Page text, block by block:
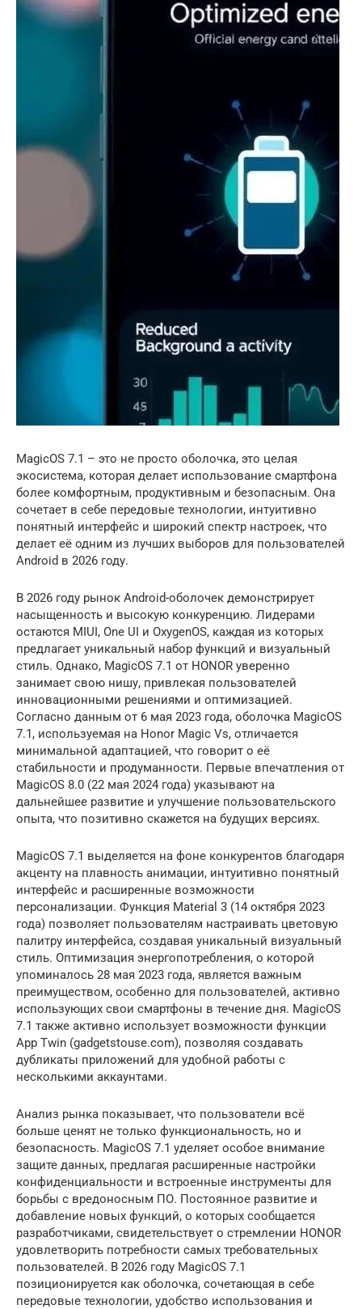
MagicOS 7.1 – это не просто оболочка, это целая
экосистема, которая делает использование смартфона
более комфортным, продуктивным и безопасным. Она
сочетает в себе передовые технологии, интуитивно
понятный интерфейс и широкий спектр настроек, что
делает её одним из лучших выборов для пользователей
Android в 2026 году.
В 2026 году рынок Android-оболочек демонстрирует
насыщенность и высокую конкуренцию. Лидерами
остаются MIUI, One UI и OxygenOS, каждая из которых
предлагает уникальный набор функций и визуальный
стиль. Однако, MagicOS 7.1 от HONOR уверенно
занимает свою нишу, привлекая пользователей
инновационными решениями и оптимизацией.
Согласно данным от 6 мая 2023 года, оболочка MagicOS
7.1, используемая на Honor Magic Vs, отличается
минимальной адаптацией, что говорит о её
стабильности и продуманности. Первые впечатления от
MagicOS 8.0 (22 мая 2024 года) указывают на
дальнейшее развитие и улучшение пользовательского
опыта, что позитивно скажется на будущих версиях.
MagicOS 7.1 выделяется на фоне конкурентов благодаря
акценту на плавность анимации, интуитивно понятный
интерфейс и расширенные возможности
персонализации. Функция Material 3 (14 октября 2023
года) позволяет пользователям настраивать цветовую
палитру интерфейса, создавая уникальный визуальный
стиль. Оптимизация энергопотребления, о которой
упоминалось 28 мая 2023 года, является важным
преимуществом, особенно для пользователей, активно
использующих свои смартфоны в течение дня. MagicOS
7.1 также активно использует возможности функции
App Twin (gadgetstouse.com), позволяя создавать
дубликаты приложений для удобной работы с
несколькими аккаунтами.
Анализ рынка показывает, что пользователи всё
больше ценят не только функциональность, но и
безопасность. MagicOS 7.1 уделяет особое внимание
защите данных, предлагая расширенные настройки
конфиденциальности и встроенные инструменты для
борьбы с вредоносным ПО. Постоянное развитие и
добавление новых функций, о которых сообщается
разработчиками, свидетельствует о стремлении HONOR
удовлетворить потребности самых требовательных
пользователей. В 2026 году MagicOS 7.1
позиционируется как оболочка, сочетающая в себе
передовые технологии, удобство использования и